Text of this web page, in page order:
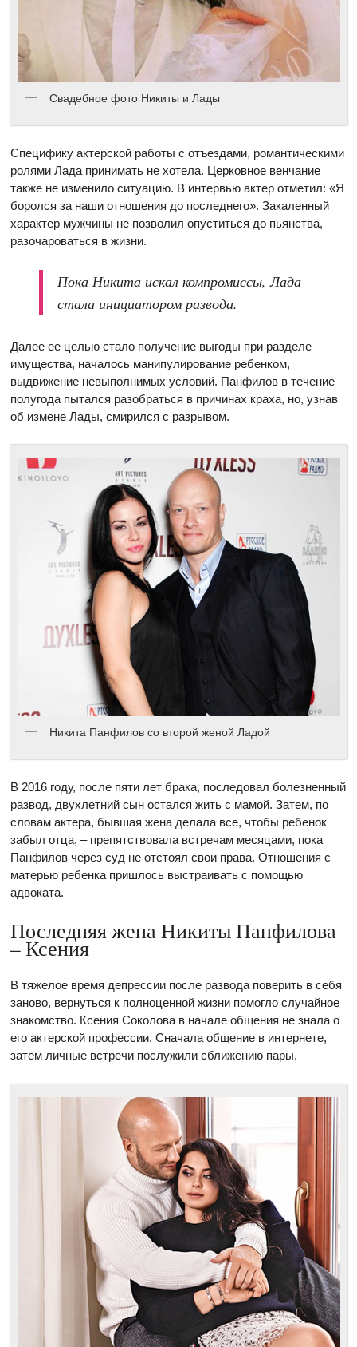
Свадебное фото Никиты и Лады
Специфику актерской работы с отъездами, романтическими
ролями Лада принимать не хотела. Церковное венчание
также не изменило ситуацию. В интервью актер отметил: «Я
боролся за наши отношения до последнего». Закаленный
характер мужчины не позволил опуститься до пьянства,
разочароваться в жизни.
Пока Никита искал компромиссы, Лада
стала инициатором развода.
Далее ее целью стало получение выгоды при разделе
имущества, началось манипулирование ребенком,
выдвижение невыполнимых условий. Панфилов в течение
полугода пытался разобраться в причинах краха, но, узнав
об измене Лады, смирился с разрывом.
Никита Панфилов со второй женой Ладой
В 2016 году, после пяти лет брака, последовал болезненный
развод, двухлетний сын остался жить с мамой. Затем, по
словам актера, бывшая жена делала все, чтобы ребенок
забыл отца, – препятствовала встречам месяцами, пока
Панфилов через суд не отстоял свои права. Отношения с
матерью ребенка пришлось выстраивать с помощью
адвоката.
Последняя жена Никиты Панфилова
– Ксения
В тяжелое время депрессии после развода поверить в себя
заново, вернуться к полноценной жизни помогло случайное
знакомство. Ксения Соколова в начале общения не знала о
его актерской профессии. Сначала общение в интернете,
затем личные встречи послужили сближению пары.